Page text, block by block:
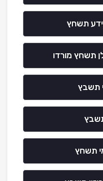
תשחץ
תשחץ מורדו
תשבץ
תשחץ